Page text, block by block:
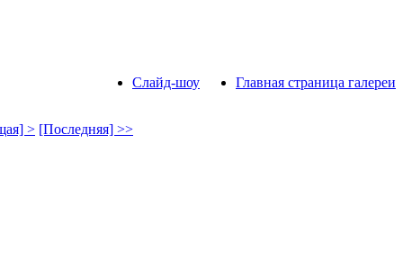
Главная страница галереи
Слайд-шоу
> [Последняя] >>